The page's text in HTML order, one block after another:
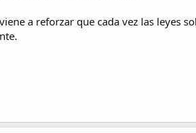
a reforzar que cada vez las leyes